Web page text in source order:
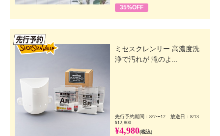
35%OFF
ミセスクレンリー 高濃度洗
浄で汚れが 滝のよ...
先行予約期間：8/7〜12 放送日：8/13
¥12,800
¥4,980(税込)